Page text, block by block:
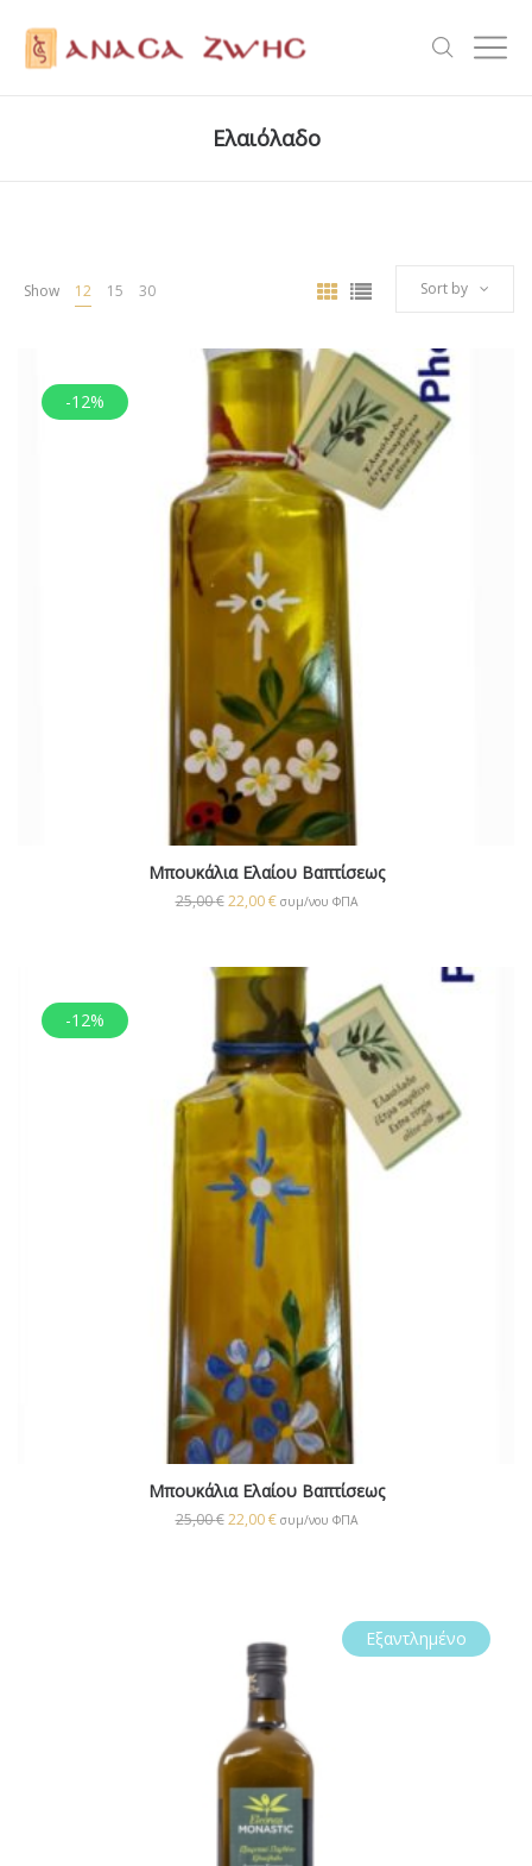
Ελαιόλαδο
Show 12 15 30 Sort by
-12%
Μπουκάλια Ελαίου Βαπτίσεως
25,00€ 22,00€ συμ/νου ΦΠΑ
-12%
Μπουκάλια Ελαίου Βαπτίσεως
25,00€ 22,00€ συμ/νου ΦΠΑ
Εξαντλημένο